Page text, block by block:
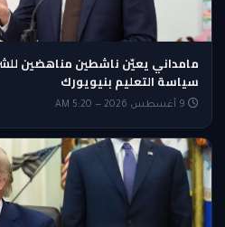
مامداني يعيّن ناشطين مناهضين
سياسة التعليم بنيويورك